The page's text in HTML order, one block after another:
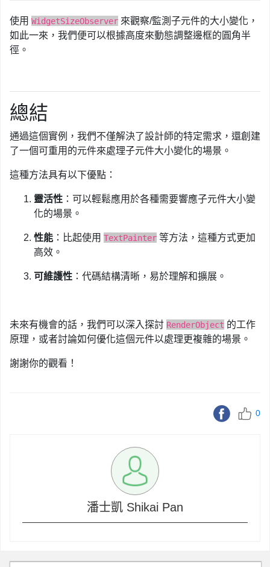
使用 WidgetSizeObserver 來觀察/監測子元件的大小變化，
如此一來，我們便可以根據高度來動態調整邊框的圓角半
徑。
總結
通過這個實例，我們不僅解決了設計師的特定需求，還創建
了一個可重用的元件來處理子元件大小變化的場景。
這種方法具有以下優點：
靈活性 ：可以輕鬆應用於各種需要響應子元件大小變
化的場景。
性能 ：比起使用 TextPainter 等方法，這種方式更加
高效。
可維護性 ：代碼結構清晰，易於理解和擴展。
未來有機會的話，我們可以深入探討 RenderObject 的工作
原理，或者討論如何優化這個元件以處理更複雜的場景。
謝謝你的觀看！
0
潘士凱 Shikai Pan